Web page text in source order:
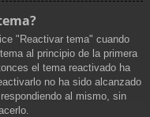
"Reactivar tema" cuando
al principio de la primera
el tema reactivado ha
no ha sido alcanzado
al mismo, sin